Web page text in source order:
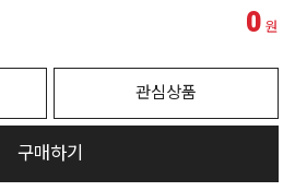
0 원
관심상품
구매하기